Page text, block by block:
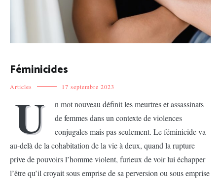
Féminicides
Articles 17 septembre 2023
U
n mot nouveau définit les meurtres et assassinats
de femmes dans un contexte de violences
conjugales mais pas seulement. Le féminicide va
au-delà de la cohabitation de la vie à deux, quand la rupture
prive de pouvoirs l’homme violent, furieux de voir lui échapper
l’être qu’il croyait sous emprise de sa perversion ou sous emprise